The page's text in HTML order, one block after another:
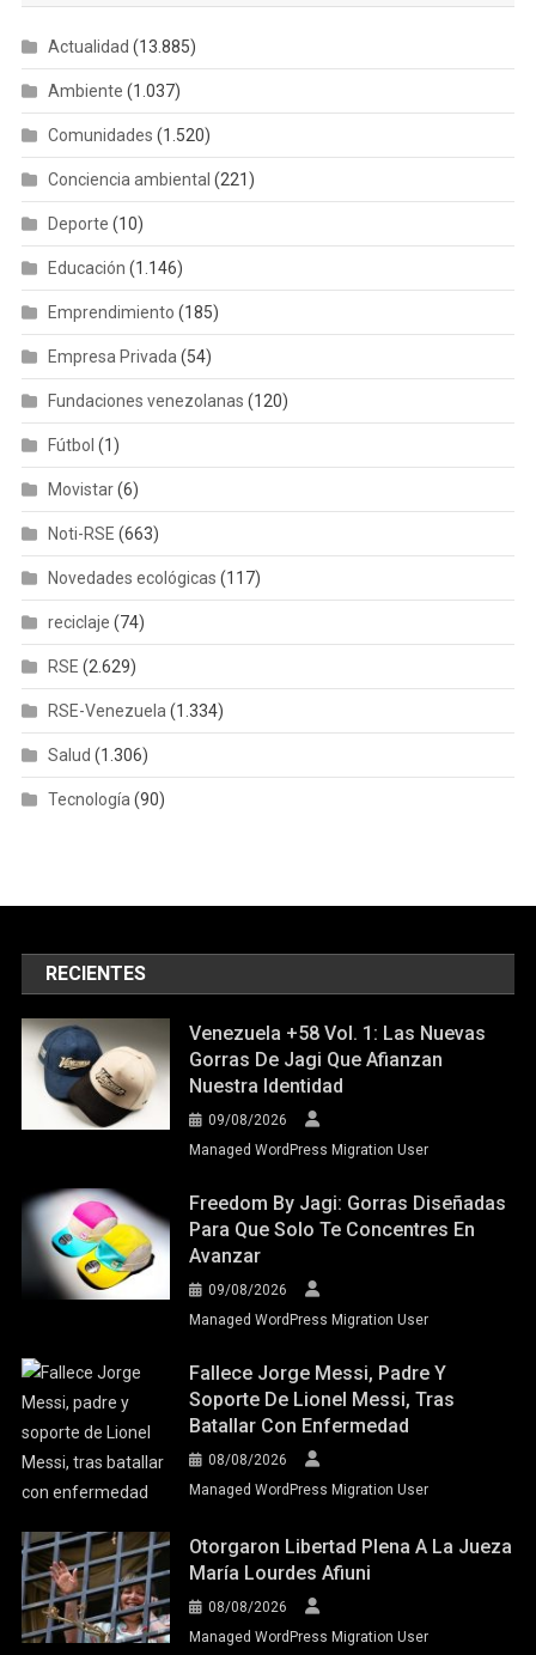
Actualidad (13.885)
Ambiente (1.037)
Comunidades (1.520)
Conciencia ambiental (221)
Deporte (10)
Educación (1.146)
Emprendimiento (185)
Empresa Privada(54)
Fundaciones venezolanas (120)
Fútbol (1)
Movistar(6)
Noti-RSE (663)
Novedades ecológicas (117)
reciclaje (74)
RSE (2.629)
RSE-Venezuela(1.334)
Salud (1.306)
Tecnología(90)
RECIENTES
Venezuela +58 Vol. 1: Las Nuevas
Gorras De Jagi Que Afianzan
Nuestra Identidad
09/08/2026
Managed WordPress Migration User
Freedom By Jagi: Gorras Diseñadas
Para Que Solo Te Concentres En
Avanzar
09/08/2026
Managed WordPress Migration User
Fallece Jorge Messi, Padre Y
Soporte De Lionel Messi, Tras
Batallar Con Enfermedad
08/08/2026
Managed WordPress Migration User
Otorgaron Libertad Plena A La Jueza
María Lourdes Afiuni
08/08/2026
Managed WordPress Migration User